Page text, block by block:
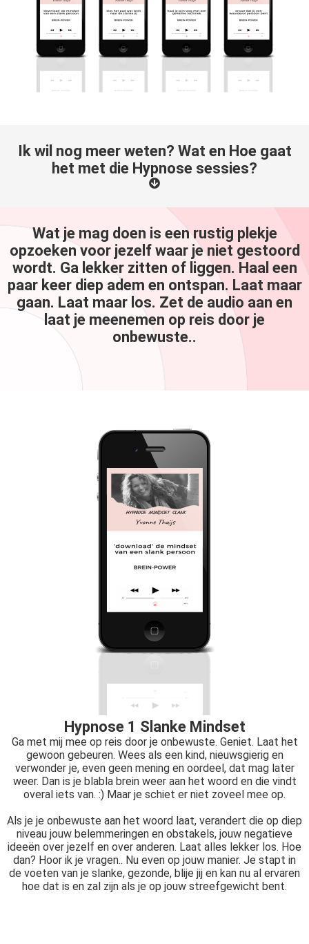
Ik wil nog meer weten? Wat en Hoe gaat
het met die Hypnose sessies?
Wat je mag doen is een rustig plekje
opzoeken voor jezelf waar je niet gestoord
wordt. Ga lekker zitten of liggen. Haal een
paar keer diep adem en ontspan. Laat maar
gaan. Laat maar los. Zet de audio aan en
laat je meenemen op reis door je
onbewuste..
Hypnose 1 Slanke Mindset
Ga met mij mee op reis door je onbewuste. Geniet. Laat het
gewoon gebeuren. Wees als een kind, nieuwsgierig en
verwonder je, even geen mening en oordeel, dat mag later
weer. Dan is je blabla brein weer aan het woord en die vindt
overal iets van. :) Maar je schiet er niet zoveel mee op.
Als je je onbewuste aan het woord laat, verandert die op diep
niveau jouw belemmeringen en obstakels, jouw negatieve
ideeën over jezelf en over anderen. Laat alles lekker los. Hoe
dan? Hoor ik je vragen.. Nu even op jouw manier. Je stapt in
de voeten van je slanke, gezonde, blije jij en kan nu al ervaren
hoe dat is en zal zijn als je op jouw streefgewicht bent.